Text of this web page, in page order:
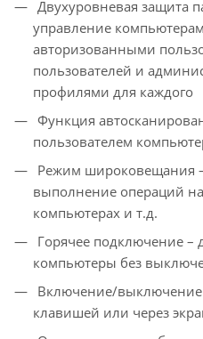
Двухуровневая защита
управление
авторизованными
пользователей и
профилями для каждого
Функция
пользователем
Режим широковещания
выполнение операций
компьютерах и т.д.
Горячее подключение –
компьютеры без
Включение/выключение
клавишей или через